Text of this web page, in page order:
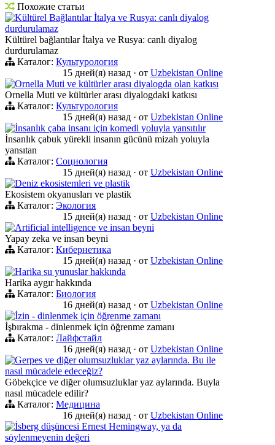
Похожие статьи
Kültürel Bağlantılar İtalya ve Rusya: canlı diyalog
durdurulamaz
Kültürel bağlantılar İtalya ve Rusya: canlı diyalog
durdurulamaz
Каталог: Культурология
15 дней(я) назад · от Uzbekistan Online
Ornella Muti ve kültürler arası diyalogda olan katkısı
Ornella Muti ve kültürler arası diyalogdaki katkısı
Каталог: Культурология
15 дней(я) назад · от Uzbekistan Online
İnsanlık çaba insanı için komedi yoluyla yansıtılır
İnsanlık çabuk yürekli insanın gücünü mizah yoluyla
yansıtan
Каталог: Социология
15 дней(я) назад · от Uzbekistan Online
Deniz ekosistemleri ve plastik
Ekosistem okyanusları ve plastik
Каталог: Экология
15 дней(я) назад · от Uzbekistan Online
Artificial intelligence ve insan beyni
Yapay zeka ve insan beyni
Каталог: Кибернетика
15 дней(я) назад · от Uzbekistan Online
Harika su yunuslar hakkında
Harika aygır hakkında
Каталог: Биология
16 дней(я) назад · от Uzbekistan Online
İzin - dinlenmek için öğrenme zamanı
İşbırakma - dinlenmek için öğrenme zamanı
Каталог: Лайфстайл
16 дней(я) назад · от Uzbekistan Online
Gerpes ve diğer olumsuzluklar yaz aylarında. Bu ile
nasıl mücadele edeceğiz?
Göbekçice ve diğer olumsuzluklar yaz aylarında. Buyla
nasıl mücadele edilir?
Каталог: Медицина
16 дней(я) назад · от Uzbekistan Online
İsberg düşüncesi Ernest Hemingway, ya da
söylenmeyenin değeri